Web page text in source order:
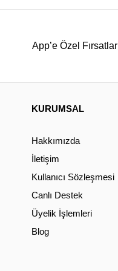
App’e Özel Fırsatlar
KURUMSAL
Hakkımızda
İletişim
Kullanıcı Sözleşmesi
Canlı Destek
Üyelik İşlemleri
Blog